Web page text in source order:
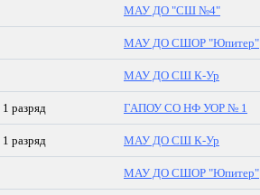
МАУ ДО "СШ №4"
МАУ ДО СШОР "Юпитер"
МАУ ДО СШ К-Ур
1 разряд ГАПОУ СО НФ УОР № 1
1 разряд МАУ ДО СШ К-Ур
МАУ ДО СШОР "Юпитер"